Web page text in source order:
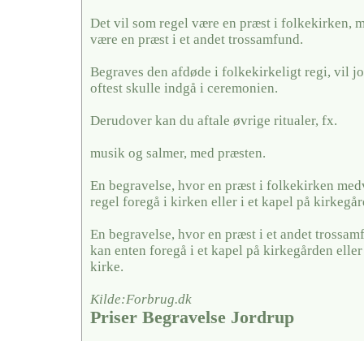
Det vil som regel være en præst i folkekirken,
være en præst i et andet trossamfund.
Begraves den afdøde i folkekirkeligt regi, vil
oftest skulle indgå i ceremonien.
Derudover kan du aftale øvrige ritualer, fx.
musik og salmer, med præsten.
En begravelse, hvor en præst i folkekirken
regel foregå i kirken eller i et kapel på
En begravelse, hvor en præst i et andet
kan enten foregå i et kapel på kirkegården
kirke.
Kilde:Forbrug.dk
Priser Begravelse Jordrup